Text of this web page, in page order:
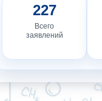
227
Всего
заявлений